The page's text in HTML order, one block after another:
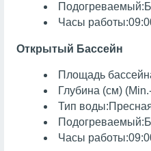
Часы
Открытый Бассейн
Площадь
Глубина (см)
Тип
Часы